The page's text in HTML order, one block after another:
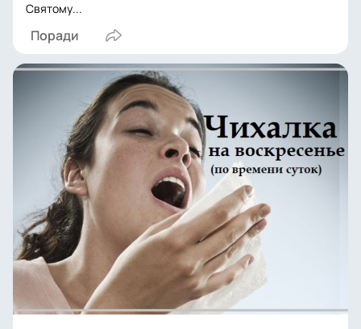
Святому...
Поради